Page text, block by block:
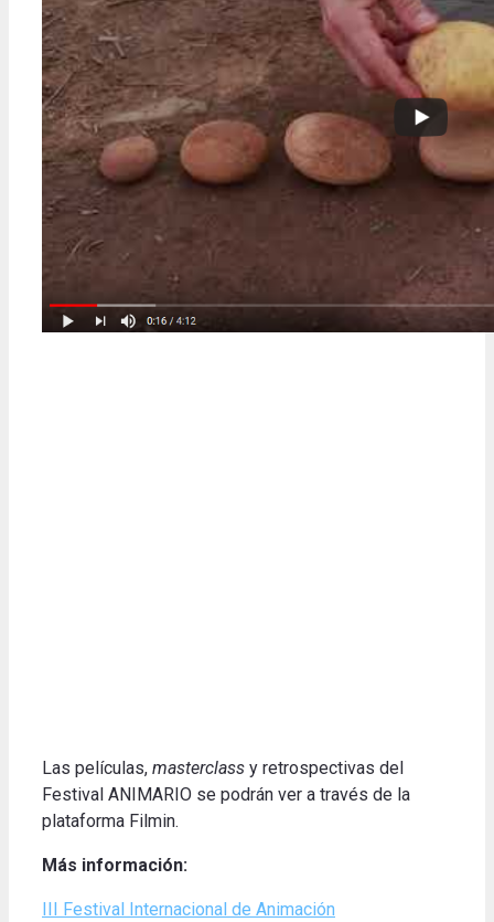
Las películas, masterclass y retrospectivas del
Festival ANIMARIO se podrán ver a través de la
plataforma Filmin.
Más información:
III Festival Internacional de Animación